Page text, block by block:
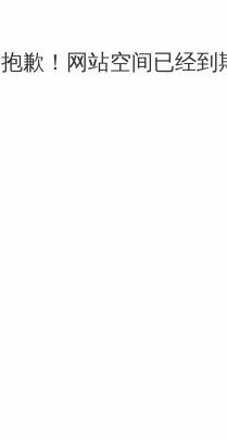
抱歉！网站空间已经